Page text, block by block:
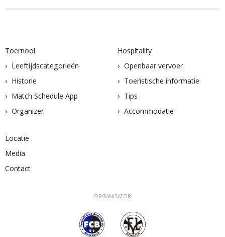
Toernooi
Leeftijdscategorieën
Historie
Match Schedule App
Organizer
Hospitality
Openbaar vervoer
Toeristische informatie
Tips
Accommodatie
Locatie
Media
Contact
ORGANISATOR